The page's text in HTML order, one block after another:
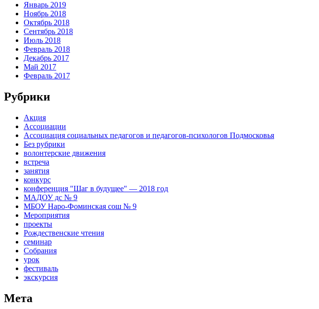
Январь 2019
Ноябрь 2018
Октябрь 2018
Сентябрь 2018
Июль 2018
Февраль 2018
Декабрь 2017
Май 2017
Февраль 2017
Рубрики
Акция
Ассоциации
Ассоциация социальных педагогов и педагогов-психологов Подмосковья
Без рубрики
волонтерские движения
встреча
занятия
конкурс
конференция "Шаг в будущее" — 2018 год
МАДОУ дс № 9
МБОУ Наро-Фоминская сош № 9
Мероприятия
проекты
Рождественские чтения
семинар
Собрания
урок
фестиваль
экскурсия
Мета